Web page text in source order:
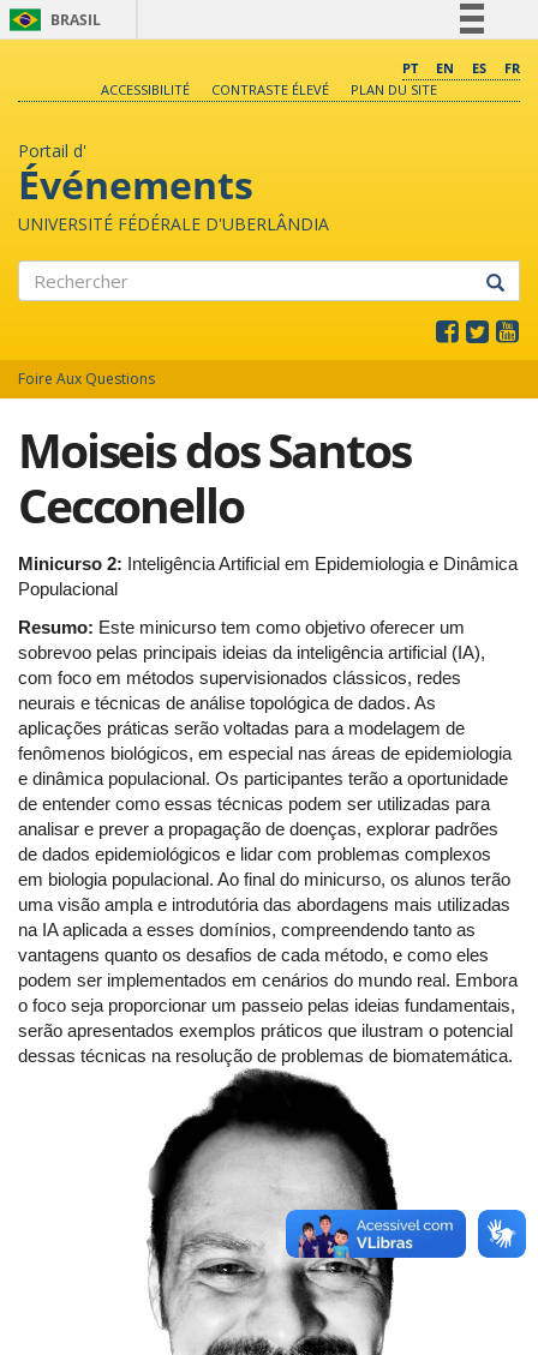
BRASIL
Comunica BR
PT EN ES
FR
ACCESSIBILITÉ
CONTRASTE ÉLEVÉ PLAN DU SITE
Portail d'
Événements
UNIVERSITÉ FÉDÉRALE D'UBERLÂNDIA
Foire Aux Questions
Moiseis dos Santos
Cecconello
Minicurso 2: Inteligência Artificial em Epidemiologia e Dinâmica
Populacional
Resumo: Este minicurso tem como objetivo oferecer um
sobrevoo pelas principais ideias da inteligência artificial (IA),
com foco em métodos supervisionados clássicos, redes
neurais e técnicas de análise topológica de dados. As
aplicações práticas serão voltadas para a modelagem de
fenômenos biológicos, em especial nas áreas de epidemiologia
e dinâmica populacional. Os participantes terão a oportunidade
de entender como essas técnicas podem ser utilizadas para
analisar e prever a propagação de doenças, explorar padrões
de dados epidemiológicos e lidar com problemas complexos
em biologia populacional. Ao final do minicurso, os alunos terão
uma visão ampla e introdutória das abordagens mais utilizadas
na IA aplicada a esses domínios, compreendendo tanto as
vantagens quanto os desafios de cada método, e como eles
podem ser implementados em cenários do mundo real. Embora
o foco seja proporcionar um passeio pelas ideias fundamentais,
serão apresentados exemplos práticos que ilustram o potencial
dessas técnicas na resolução de problemas de biomatemática.